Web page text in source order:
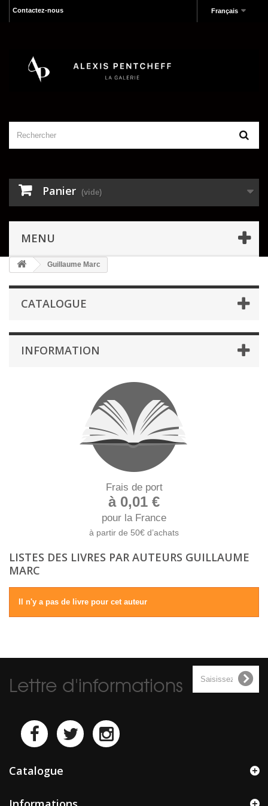
Français
Contactez-nous
Panier (vide)
MENU
Guillaume Marc
CATALOGUE
INFORMATION
Frais de port
à 0,01 €
pour la France
à partir de 50€ d’achats
LISTES DES LIVRES PAR AUTEURS GUILLAUME
MARC
Il n'y a pas de livre pour cet auteur
Lettre d'informations
Catalogue